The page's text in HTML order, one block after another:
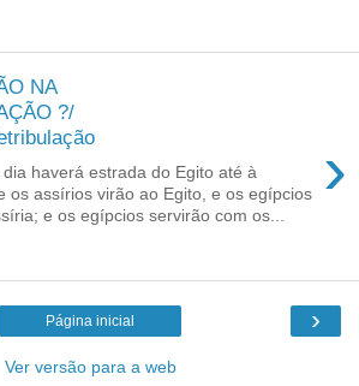
NA
?/
›
dia haverá estrada do Egito até à
os assírios virão ao Egito, e os egípcios
e os egípcios servirão com os...
›
Página inicial
Ver versão para a web